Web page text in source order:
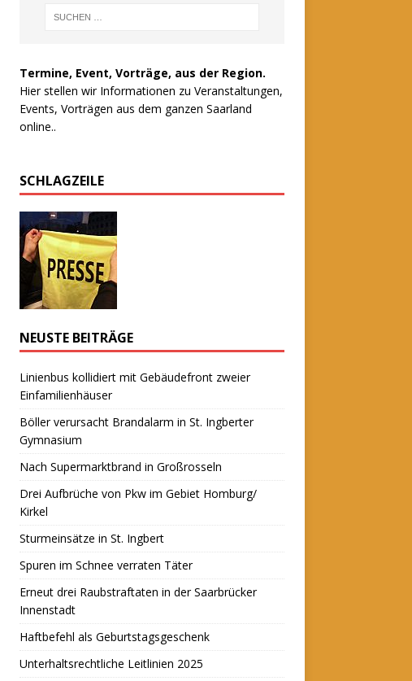
Termine, Event, Vorträge, aus der Region.
Hier stellen wir Informationen zu Veranstaltungen,
Events, Vorträgen aus dem ganzen Saarland
online..
SCHLAGZEILE
NEUSTE BEITRÄGE
Linienbus kollidiert mit Gebäudefront zweier
Einfamilienhäuser
Böller verursacht Brandalarm in St. Ingberter
Gymnasium
Nach Supermarktbrand in Großrosseln
Drei Aufbrüche von Pkw im Gebiet Homburg/
Kirkel
Sturmeinsätze in St. Ingbert
Spuren im Schnee verraten Täter
Erneut drei Raubstraftaten in der Saarbrücker
Innenstadt
Haftbefehl als Geburtstagsgeschenk
Unterhaltsrechtliche Leitlinien 2025